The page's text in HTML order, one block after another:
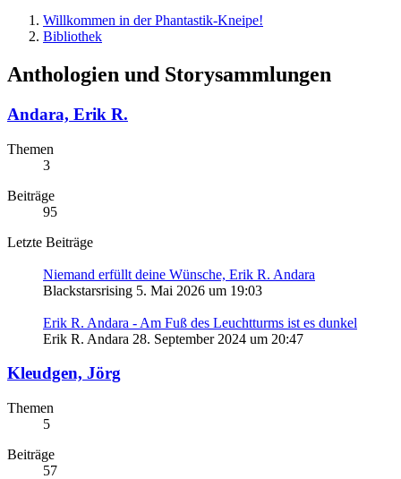
Willkommen in der Phantastik-Kneipe!
Bibliothek
Anthologien und Storysammlungen
Andara, Erik R.
Themen
3
Beiträge
95
Letzte Beiträge
Niemand erfüllt deine Wünsche, Erik R. Andara
Blackstarsrising 5. Mai 2026 um 19:03
Erik R. Andara - Am Fuß des Leuchtturms ist es dunkel
Erik R. Andara 28. September 2024 um 20:47
Kleudgen, Jörg
Themen
5
Beiträge
57